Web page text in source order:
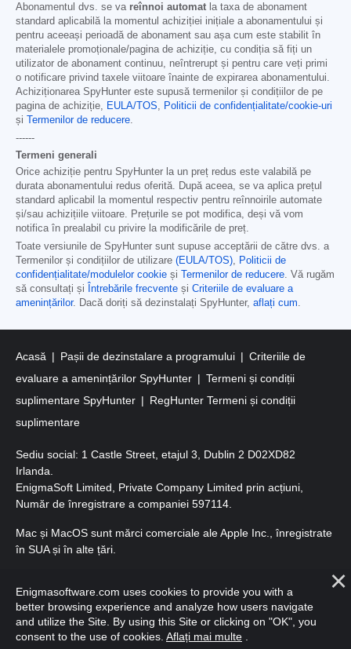
Abonamentul dvs. se va reînnoi automat la taxa de abonament
standard aplicabilă la momentul achiziției inițiale a abonamentului și
pentru aceeași perioadă de abonament sau așa cum este stabilit în
materialele promoționale/pagina de achiziție, cu condiția să fiți un
utilizator de abonament continuu, neîntrerupt și pentru care veți primi
o notificare privind taxele viitoare înainte de expirarea abonamentului.
Achiziționarea SpyHunter este supusă termenilor și condițiilor de pe
pagina de achiziție, EULA/TOS, Politicii de confidențialitate/cookie-uri
și Termenilor de reducere.
------
Termeni generali
Orice achiziție pentru SpyHunter la un preț redus este valabilă pe
durata abonamentului redus oferită. După aceea, se va aplica prețul
standard aplicabil la momentul respectiv pentru reînnoirile automate
și/sau achizițiile viitoare. Prețurile se pot modifica, deși vă vom
notifica în prealabil cu privire la modificările de preț.
Toate versiunile de SpyHunter sunt supuse acceptării de către dvs. a
Termenilor și condițiilor de utilizare (EULA/TOS), Politicii de
confidențialitate/modulelor cookie și Termenilor de reducere. Vă rugăm
să consultați și
Întrebările frecvente și Criteriile de evaluare a
amenințărilor. Dacă doriți să dezinstalați SpyHunter, aflați cum.
Acasă Pașii de dezinstalare a programului
Criteriile de
evaluare a amenințărilor SpyHunter
Termeni și condiții
suplimentare SpyHunter
RegHunter Termeni și condiții
suplimentare
Sediu social: 1 Castle Street, etajul 3, Dublin 2 D02XD82
Irlanda.
EnigmaSoft Limited, Private Company Limited prin acțiuni,
Număr de înregistrare a companiei 597114.
Mac și MacOS sunt mărci comerciale ale Apple Inc., înregistrate
în SUA și în alte țări.
rezervate.
Enigmasoftware.com uses cookies to provide you with a
better browsing experience and analyze how users navigate
and utilize the Site. By using this Site or clicking on "OK", you
consent to the use of cookies. Aflați mai multe